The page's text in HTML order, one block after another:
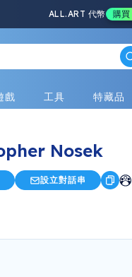
ALL.ART 代幣 購買
戲 工具 特藏品
Nosek
設立對話串